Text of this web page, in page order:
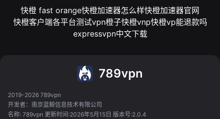
快橙 fast orange快橙加速器怎么样快橙加速器官网
快橙客户端各平台测试vpn橙子快橙vnp快橙vp能退款吗
expressvpn中文下载
789vpn
2019-2026 789vpn
开发者：南京蓝鲸信息技术有限公司
名称: 789vpn 更新时间:2026年5月15日 版本号:2.0.4